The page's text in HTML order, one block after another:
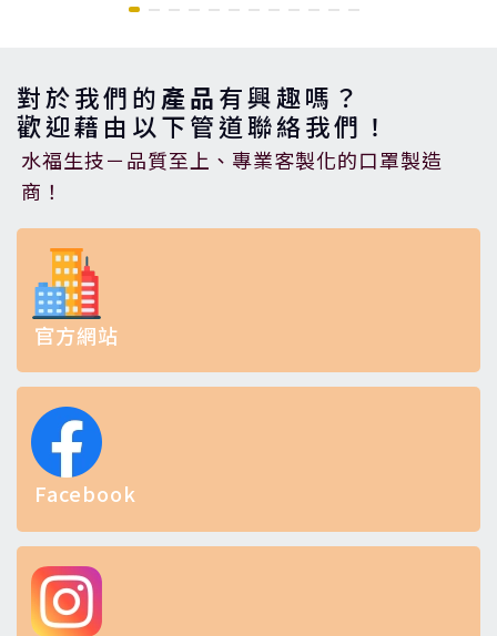
對於我們的產品有興趣嗎？
歡迎藉由以下管道聯絡我們！
水福生技－品質至上、專業客製化的口罩製造
商！
官方網站
Facebook